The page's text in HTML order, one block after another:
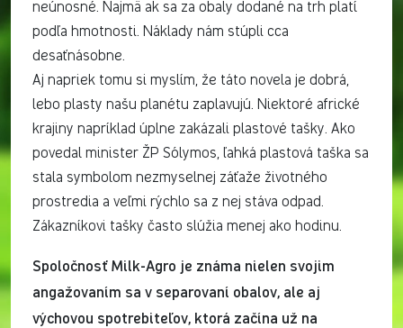
neúnosné. Najmä ak sa za obaly dodané na trh platí
podľa hmotnosti. Náklady nám stúpli cca
desaťnásobne.
Aj napriek tomu si myslím, že táto novela je dobrá,
lebo plasty našu planétu zaplavujú. Niektoré africké
krajiny napríklad úplne zakázali plastové tašky. Ako
povedal minister ŽP Sólymos, ľahká plastová taška sa
stala symbolom nezmyselnej záťaže životného
prostredia a veľmi rýchlo sa z nej stáva odpad.
Zákazníkovi tašky často slúžia menej ako hodinu.
Spoločnosť Milk-Agro je známa nielen svojim
angažovaním sa v separovaní obalov, ale aj
výchovou spotrebiteľov, ktorá začína už na